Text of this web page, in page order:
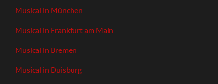
Musical in München
Musical in Frankfurt am Main
Musical in Bremen
Musical in Duisburg